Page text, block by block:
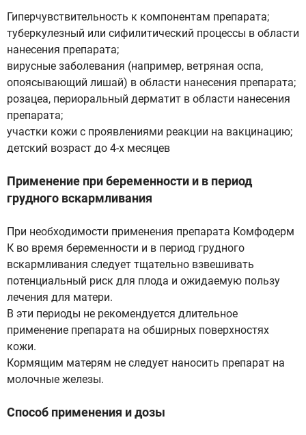
Гиперчувствительность к компонентам препарата;
туберкулезный или сифилитический процессы в области
нанесения препарата;
вирусные заболевания (например, ветряная оспа,
опоясывающий лишай) в области нанесения препарата;
розацеа, периоральный дерматит в области нанесения
препарата;
участки кожи с проявлениями реакции на вакцинацию;
детский возраст до 4-х месяцев
Применение при беременности и в период
грудного вскармливания
При необходимости применения препарата Комфодерм
К во время беременности и в период грудного
вскармливания следует тщательно взвешивать
потенциальный риск для плода и ожидаемую пользу
лечения для матери.
В эти периоды не рекомендуется длительное
применение препарата на обширных поверхностях
кожи.
Кормящим матерям не следует наносить препарат на
молочные железы.
Способ применения и дозы